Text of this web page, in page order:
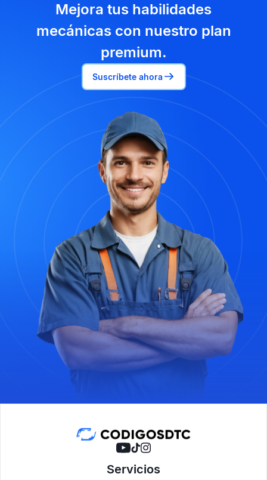
Mejora tus habilidades
mecánicas con nuestro plan
premium.
Suscríbete ahora
Servicios